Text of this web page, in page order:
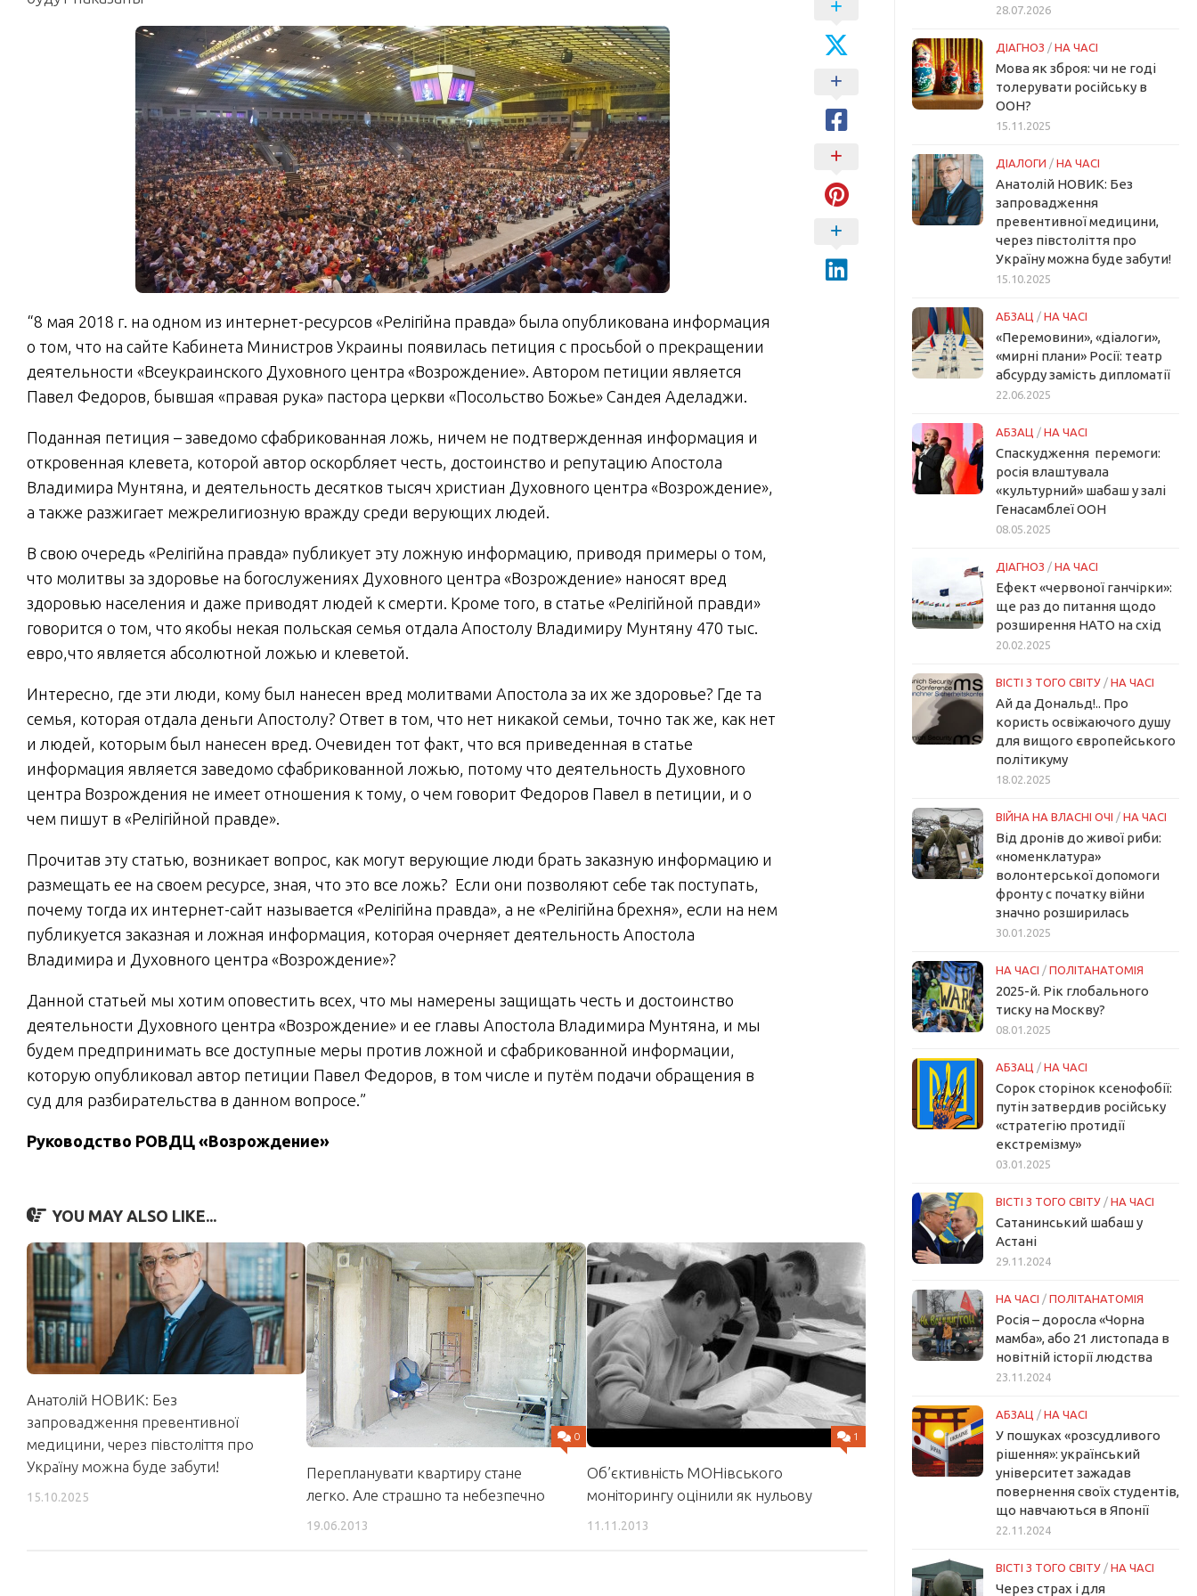
“8 мая 2018 г. на одном из интернет-ресурсов «Релігійна правда» была опубликована информация
о том, что на сайте Кабинета Министров Украины появилась петиция с просьбой о прекращении
деятельности «Всеукраинского Духовного центра «Возрождение». Автором петиции является
Павел Федоров, бывшая «правая рука» пастора церкви «Посольство Божье» Сандея Аделаджи.
Поданная петиция – заведомо сфабрикованная ложь, ничем не подтвержденная информация и
откровенная клевета, которой автор оскорбляет честь, достоинство и репутацию Апостола
Владимира Мунтяна, и деятельность десятков тысяч христиан Духовного центра «Возрождение»,
а также разжигает межрелигиозную вражду среди верующих людей.
В свою очередь «Релігійна правда» публикует эту ложную информацию, приводя примеры о том,
что молитвы за здоровье на богослужениях Духовного центра «Возрождение» наносят вред
здоровью населения и даже приводят людей к смерти. Кроме того, в статье «Релігійной правди»
говорится о том, что якобы некая польская семья отдала Апостолу Владимиру Мунтяну 470 тыс.
евро,что является абсолютной ложью и клеветой.
Интересно, где эти люди, кому был нанесен вред молитвами Апостола за их же здоровье? Где та
семья, которая отдала деньги Апостолу? Ответ в том, что нет никакой семьи, точно так же, как нет
и людей, которым был нанесен вред. Очевиден тот факт, что вся приведенная в статье
информация является заведомо сфабрикованной ложью, потому что деятельность Духовного
центра Возрождения не имеет отношения к тому, о чем говорит Федоров Павел в петиции, и о
чем пишут в «Релігійной правде».
Прочитав эту статью, возникает вопрос, как могут верующие люди брать заказную информацию и
размещать ее на своем ресурсе, зная, что это все ложь? Если они позволяют себе так поступать,
почему тогда их интернет-сайт называется «Релігійна правда», а не «Релігійна брехня», если на нем
публикуется заказная и ложная информация, которая очерняет деятельность Апостола
Владимира и Духовного центра «Возрождение»?
Данной статьей мы хотим оповестить всех, что мы намерены защищать честь и достоинство
деятельности Духовного центра «Возрождение» и ее главы Апостола Владимира Мунтяна, и мы
будем предпринимать все доступные меры против ложной и сфабрикованной информации,
которую опубликовал автор петиции Павел Федоров, в том числе и путём подачи обращения в
суд для разбирательства в данном вопросе.”
Руководство РОВДЦ «Возрождение»
YOU MAY ALSO LIKE...
Анатолій НОВИК: Без
запровадження превентивної
медицини, через півстоліття про
Україну можна буде забути!
15.10.2025
0
Перепланувати квартиру стане
легко. Але страшно та небезпечно
19.06.2013
1
Об’єктивність МОНівського
моніторингу оцінили як нульову
11.11.2013
28.07.2026
ДІАГНОЗ / НА ЧАСІ
Мова як зброя: чи не годі
толерувати російську в
ООН?
15.11.2025
ДІАЛОГИ / НА ЧАСІ
Анатолій НОВИК: Без
запровадження
превентивної медицини,
через півстоліття про
Україну можна буде забути!
15.10.2025
АБЗАЦ / НА ЧАСІ
«Перемовини», «діалоги»,
«мирні плани» Росії: театр
абсурду замість дипломатії
22.06.2025
АБЗАЦ / НА ЧАСІ
Спаскудження перемоги:
росія влаштувала
«культурний» шабаш у залі
Генасамблеї ООН
08.05.2025
ДІАГНОЗ / НА ЧАСІ
Ефект «червоної ганчірки»:
ще раз до питання щодо
розширення НАТО на схід
20.02.2025
ВІСТІ З ТОГО СВІТУ / НА ЧАСІ
Ай да Дональд!.. Про
користь освіжаючого душу
для вищого європейського
політикуму
18.02.2025
ВІЙНА НА ВЛАСНІ ОЧІ / НА ЧАСІ
Від дронів до живої риби:
«номенклатура»
волонтерської допомоги
фронту с початку війни
значно розширилась
30.01.2025
НА ЧАСІ / ПОЛІТАНАТОМІЯ
2025-й. Рік глобального
тиску на Москву?
08.01.2025
АБЗАЦ / НА ЧАСІ
Сорок сторінок ксенофобії:
путін затвердив російську
«стратегію протидії
екстремізму»
03.01.2025
ВІСТІ З ТОГО СВІТУ / НА ЧАСІ
Сатанинський шабаш у
Астані
29.11.2024
НА ЧАСІ / ПОЛІТАНАТОМІЯ
Росія – доросла «Чорна
мамба», або 21 листопада в
новітній історії людства
23.11.2024
АБЗАЦ / НА ЧАСІ
У пошуках «розсудливого
рішення»: український
університет зажадав
повернення своїх студентів,
що навчаються в Японії
22.11.2024
ВІСТІ З ТОГО СВІТУ / НА ЧАСІ
Через страх і для